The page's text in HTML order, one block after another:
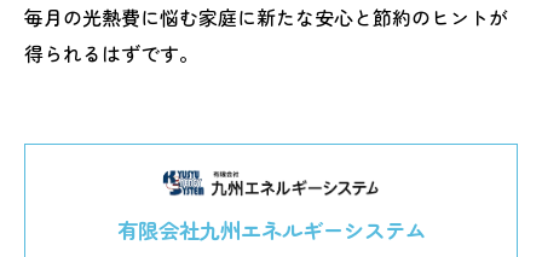
毎月の光熱費に悩む家庭に新たな安心と節約のヒントが
得られるはずです。
有限会社九州エネルギーシステム